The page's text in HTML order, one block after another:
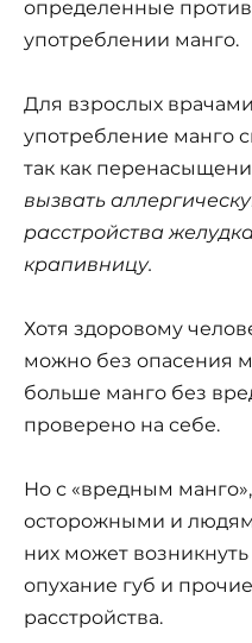
определенные
употреблении манго.
Для взрослых
употребление манго
так как
вызвать
расстройства
крапивницу.
Хотя здоровому
можно без опасения
больше манго без
проверено на себе.
Но с «вредным
осторожными и
них может
опухание губ и
расстройства.